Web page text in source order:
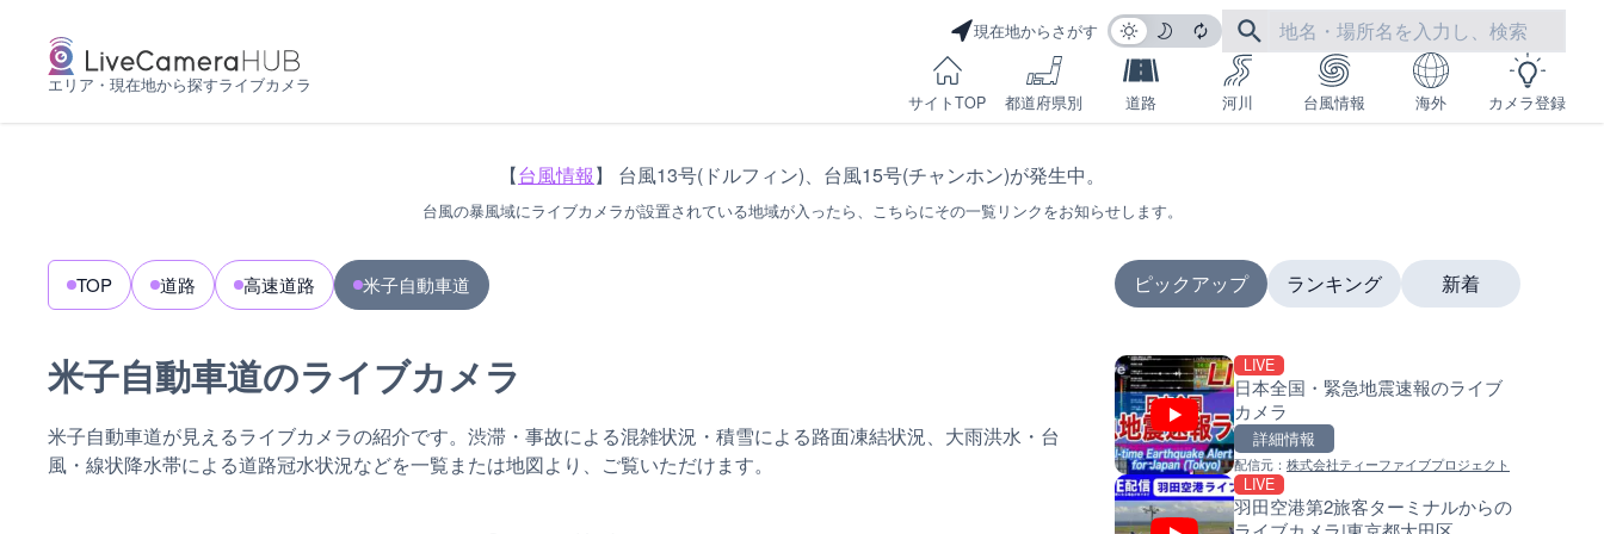
エリア・現在地から探すライブカメラ
現在地からさがす
サイトTOP 都道府県別 道路 河川 台風情報 海外 カメラ登録
【台風情報】 台風13号(ドルフィン)、台風15号(チャンホン)が発生中。
台風の暴風域にライブカメラが設置されている地域が入ったら、こちらにその一覧リンクをお知らせします。
TOP 道路 高速道路 米子自動車道
米子自動車道のライブカメラ
米子自動車道が見えるライブカメラの紹介です。渋滞・事故による混雑状況・積雪による路面凍結状況、大雨洪水・台
風・線状降水帯による道路冠水状況などを一覧または地図より、ご覧いただけます。
ピックアップ
LIVE
日本全国・緊急地震速報のライブ
カメラ
詳細情報
配信元： 株式会社ティーファイブプロジェクト
LIVE
羽田空港第2旅客ターミナルからの
ランキング
国道1号 国府津海岸のライブ
配信元：神奈川県庁
十勝岳 白金模範牧場のライブ
新着
南出川水門付近のライブカメ
配信元：日高町役場
比井川水門付近から比井崎海